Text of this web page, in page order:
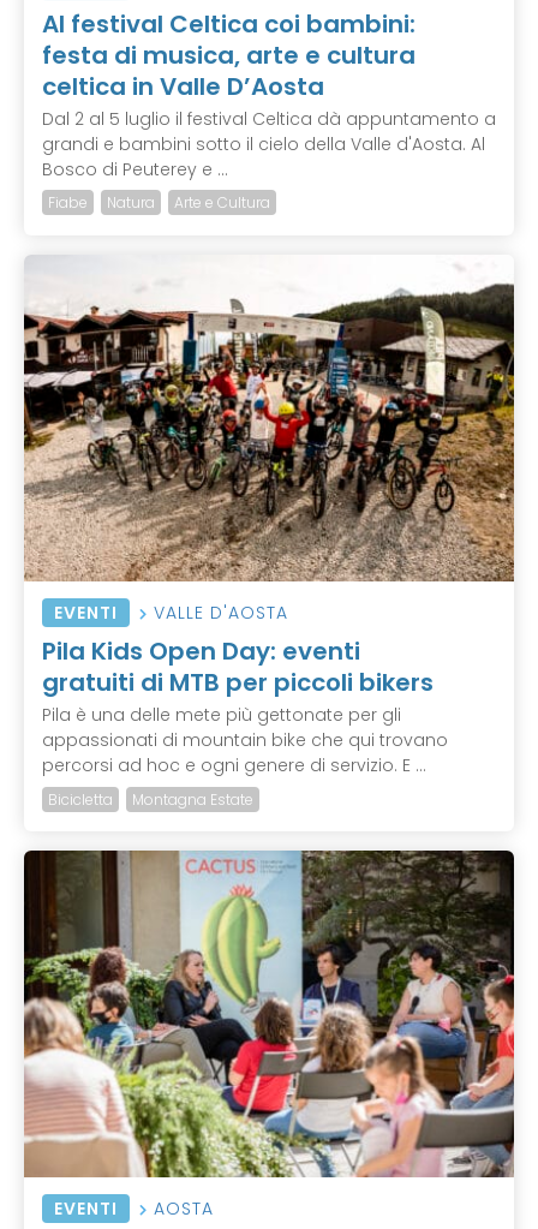
Al festival Celtica coi bambini:
festa di musica, arte e cultura
celtica in Valle D’Aosta
Dal 2 al 5 luglio il festival Celtica dà appuntamento a
grandi e bambini sotto il cielo della Valle d'Aosta. Al
Bosco di Peuterey e ...
Fiabe Natura Arte e Cultura
EVENTI VALLE D'AOSTA
Pila Kids Open Day: eventi
gratuiti di MTB per piccoli bikers
Pila è una delle mete più gettonate per gli
appassionati di mountain bike che qui trovano
percorsi ad hoc e ogni genere di servizio. E ...
Bicicletta Montagna Estate
EVENTI AOSTA